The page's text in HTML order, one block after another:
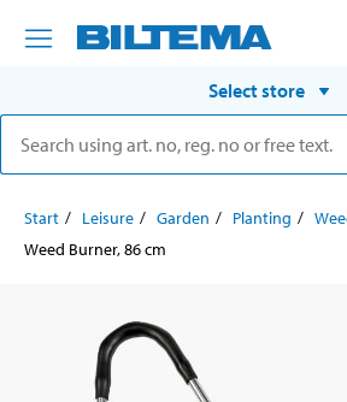
Select store
Start Leisure Garden Planting
Weed Burner, 86 cm